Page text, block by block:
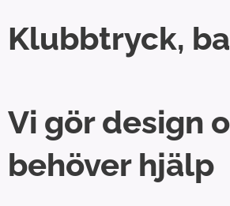
Klubbtryck,
Vi gör design
behöver hjälp